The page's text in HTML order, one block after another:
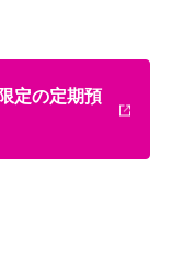
定の定期預